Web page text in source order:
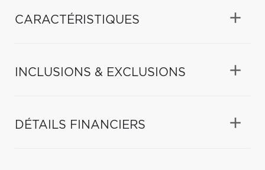
CARACTÉRISTIQUES
INCLUSIONS & EXCLUSIONS
DÉTAILS FINANCIERS